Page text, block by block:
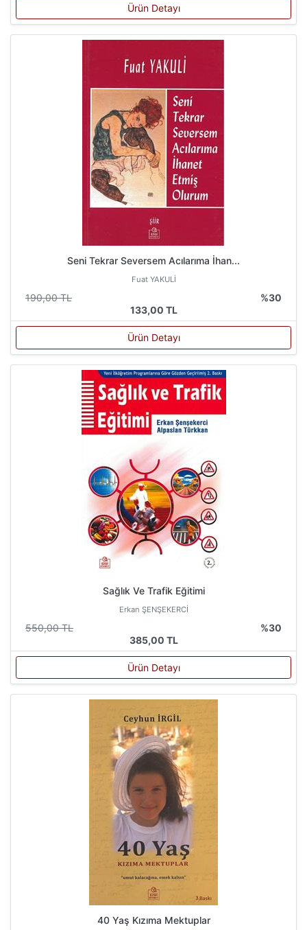
Ürün Detayı
Seni Tekrar Seversem Acılarıma İhan...
Fuat YAKULİ
190,00 TL
%30
133,00 TL
Ürün Detayı
Sağlık Ve Trafik Eğitimi
Erkan ŞENŞEKERCİ
550,00 TL
%30
385,00 TL
Ürün Detayı
40 Yaş Kızıma Mektuplar